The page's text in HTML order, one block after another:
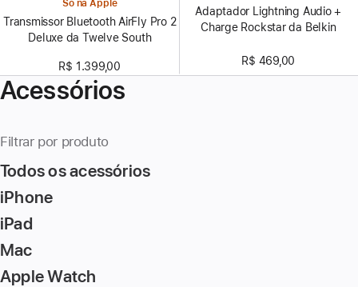
Só na Apple
Transmissor Bluetooth AirFly Pro 2
Deluxe da Twelve South
R$ 1.399,00
Adaptador Lightning Audio +
Charge Rockstar da Belkin
R$ 469,00
Acessórios
Filtrar por produto
Todos os acessórios
iPhone
iPad
Mac
Apple Watch